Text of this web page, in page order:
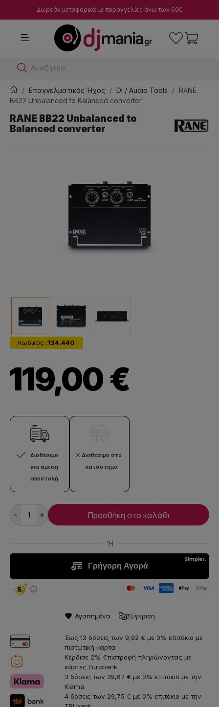
Δωρεάν μεταφορικά με παραγγελίες άνω των 60€
Αναζήτησε dj μίκ
Επαγγελματικός Ήχος DI / Audio Tools
RANE
BB22 Unbalanced to Balanced converter
RANE BB22 Unbalanced to
Balanced converter
Κωδικός :134.440
119,00 €
Διαθέσιμο
για άμεση
αποστολή
Διαθέσιμο στο
κατάστημα
- + Προσθήκη στο καλάθι
Αγαπημένα Σύγκριση
Έως 12 δόσεις των 9,92 € με 0% επιτόκιο με
πιστωτική κάρτα
Κέρδισε 2% €πιστροφή πληρώνοντας με
κάρτες Eurobank
3 δόσεις των 39,67 € με 0% επιτόκιο με την
Klarna
4 δόσεις των 29,75 € με 0% επιτόκιο με την